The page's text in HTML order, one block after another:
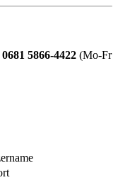
0681 5866-4422 (Mo-Fr